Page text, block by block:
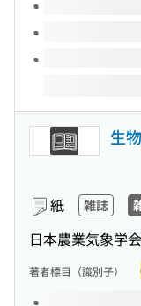
生
紙 雑誌
日本農業気象学会
著者標目（識別子）
このタイトルの巻号